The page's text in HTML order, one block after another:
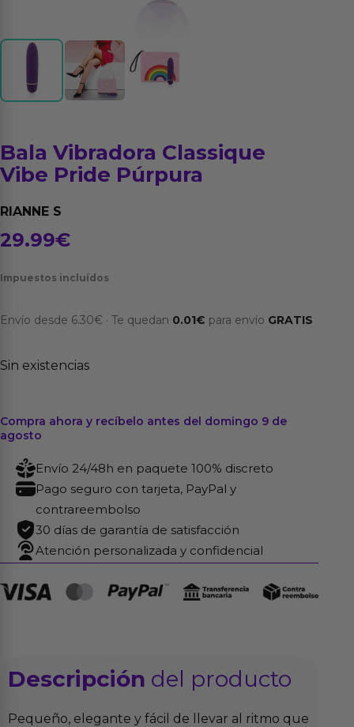
Bala Vibradora Classique
Vibe Pride Púrpura
RIANNE S
29.99€
Impuestos incluídos
Envío desde 6.30€ · Te quedan 0.01€ para envío GRATIS
Sin existencias
Compra ahora y recíbelo antes del domingo 9 de
agosto
Envío 24/48h en paquete 100% discreto
Pago seguro con tarjeta, PayPal y
contrareembolso
30 días de garantía de satisfacción
Atención personalizada y confidencial
Descripción del producto
Pequeño, elegante y fácil de llevar al ritmo que